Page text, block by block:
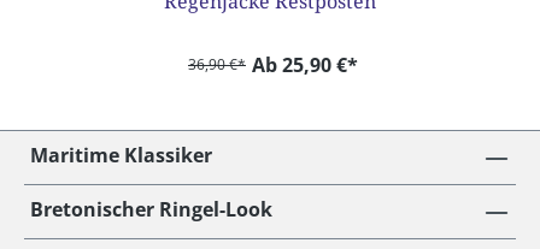
36,90 €* Ab 25,90 €*
Maritime Klassiker
Bretonischer Ringel-Look